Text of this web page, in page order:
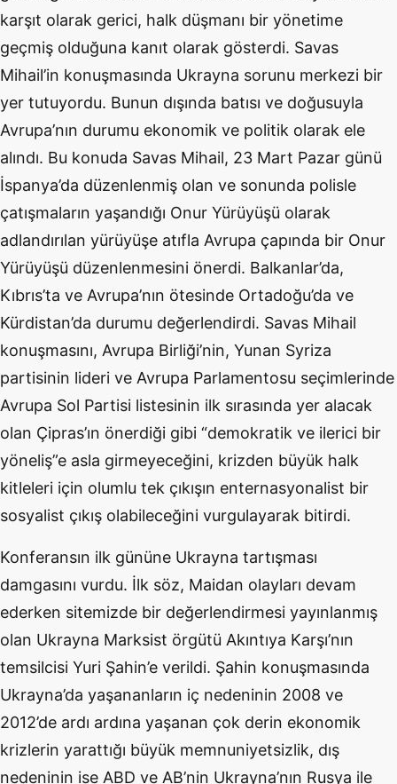
karşıt olarak gerici, halk düşmanı bir yönetime
geçmiş olduğuna kanıt olarak gösterdi. Savas
Mihail’in konuşmasında Ukrayna sorunu merkezi bir
yer tutuyordu. Bunun dışında batısı ve doğusuyla
Avrupa’nın durumu ekonomik ve politik olarak ele
alındı. Bu konuda Savas Mihail, 23 Mart Pazar günü
İspanya’da düzenlenmiş olan ve sonunda polisle
çatışmaların yaşandığı Onur Yürüyüşü olarak
adlandırılan yürüyüşe atıfla Avrupa çapında bir Onur
Yürüyüşü düzenlenmesini önerdi. Balkanlar’da,
Kıbrıs’ta ve Avrupa’nın ötesinde Ortadoğu’da ve
Kürdistan’da durumu değerlendirdi. Savas Mihail
konuşmasını, Avrupa Birliği’nin, Yunan Syriza
partisinin lideri ve Avrupa Parlamentosu seçimlerinde
Avrupa Sol Partisi listesinin ilk sırasında yer alacak
olan Çipras’ın önerdiği gibi “demokratik ve ilerici bir
yöneliş”e asla girmeyeceğini, krizden büyük halk
kitleleri için olumlu tek çıkışın enternasyonalist bir
sosyalist çıkış olabileceğini vurgulayarak bitirdi.
Konferansın ilk gününe Ukrayna tartışması
damgasını vurdu. İlk söz, Maidan olayları devam
ederken sitemizde bir değerlendirmesi yayınlanmış
olan Ukrayna Marksist örgütü Akıntıya Karşı’nın
temsilcisi Yuri Şahin’e verildi. Şahin konuşmasında
Ukrayna’da yaşananların iç nedeninin 2008 ve
2012’de ardı ardına yaşanan çok derin ekonomik
krizlerin yarattığı büyük memnuniyetsizlik, dış
nedeninin ise ABD ve AB’nin Ukrayna’nın Rusya ile